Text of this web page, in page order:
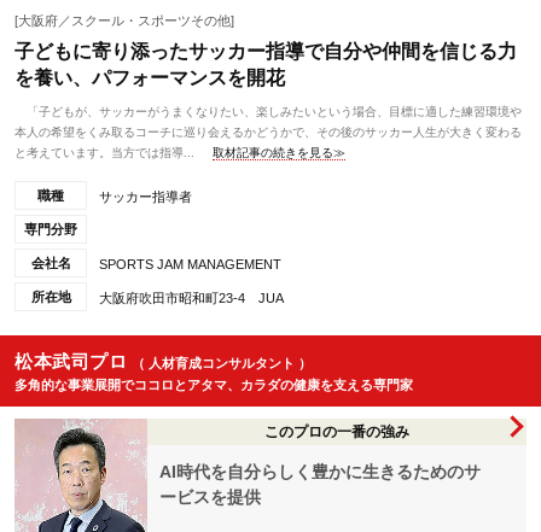
[大阪府／スクール・スポーツその他]
子どもに寄り添ったサッカー指導で自分や仲間を信じる力
を養い、パフォーマンスを開花
「子どもが、サッカーがうまくなりたい、楽しみたいという場合、目標に適した練習環境や
本人の希望をくみ取るコーチに巡り会えるかどうかで、その後のサッカー人生が大きく変わる
と考えています。当方では指導...
取材記事の続きを見る≫
職種 サッカー指導者
専門分野
会社名 SPORTS JAM MANAGEMENT
所在地 大阪府吹田市昭和町23-4 JUA
松本武司プロ
（ 人材育成コンサルタント ）
多角的な事業展開でココロとアタマ、カラダの健康を支える専門家
このプロの一番の強み
AI時代を自分らしく豊かに生きるためのサ
ービスを提供